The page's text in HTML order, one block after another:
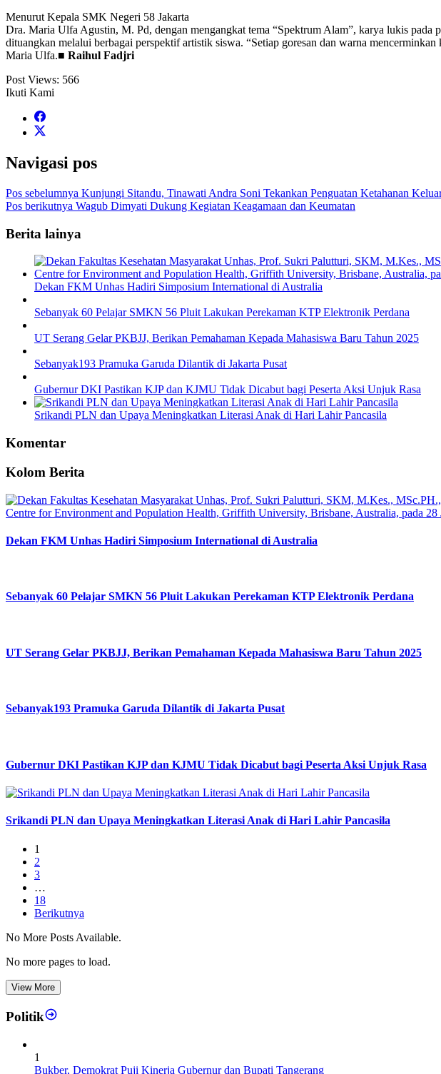
Menurut Kepala SMK Negeri 58 Jakarta
Dra. Maria Ulfa Agustin, M. Pd, dengan mengangkat tema “Spektrum Alam”, karya lukis pada
dituangkan melalui berbagai perspektif artistik siswa. “Setiap goresan dan warna
Maria Ulfa.■ Raihul Fadjri
Post Views: 566
Ikuti Kami
Navigasi pos
Pos sebelumnya Kunjungi Sitandu, Tinawati Andra Soni Tekankan Penguatan Ketahanan
Pos berikutnya Wagub Dimyati Dukung Kegiatan Keagamaan dan Keumatan
Berita lainya
Dekan FKM Unhas Hadiri Simposium International di Australia
Sebanyak 60 Pelajar SMKN 56 Pluit Lakukan Perekaman KTP Elektronik Perdana
UT Serang Gelar PKBJJ, Berikan Pemahaman Kepada Mahasiswa Baru Tahun 2025
Sebanyak193 Pramuka Garuda Dilantik di Jakarta Pusat
Gubernur DKI Pastikan KJP dan KJMU Tidak Dicabut bagi Peserta Aksi Unjuk Rasa
Srikandi PLN dan Upaya Meningkatkan Literasi Anak di Hari Lahir Pancasila
Komentar
Kolom Berita
Dekan FKM Unhas Hadiri Simposium International di Australia
Sebanyak 60 Pelajar SMKN 56 Pluit Lakukan Perekaman KTP Elektronik Perdana
UT Serang Gelar PKBJJ, Berikan Pemahaman Kepada Mahasiswa Baru Tahun 2025
Sebanyak193 Pramuka Garuda Dilantik di Jakarta Pusat
Gubernur DKI Pastikan KJP dan KJMU Tidak Dicabut bagi Peserta Aksi Unjuk Rasa
Srikandi PLN dan Upaya Meningkatkan Literasi Anak di Hari Lahir Pancasila
1
2
3
…
18
Berikutnya
No More Posts Available.
No more pages to load.
View More
Politik
1
Bukber, Demokrat Puji Kinerja Gubernur dan Bupati Tangerang